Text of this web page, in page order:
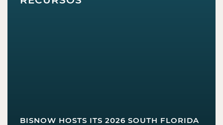
BISNOW HOSTS ITS 2026 SOUTH FLORIDA